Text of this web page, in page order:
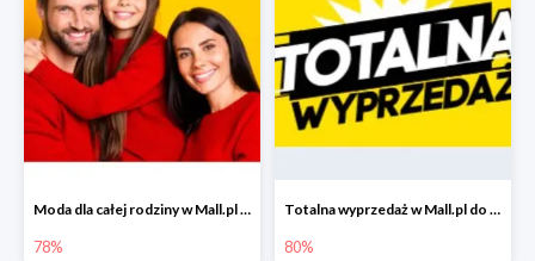
Moda dla całej rodziny w Mall.pl do -78%
78%
Totalna wyprzedaż w Mall.pl do -80%
80%